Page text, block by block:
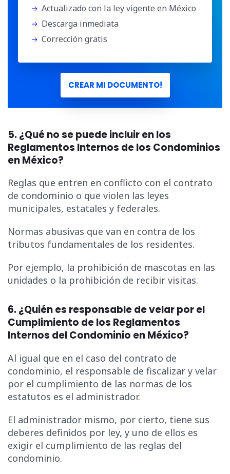
Actualizado con la ley vigente en México
Descarga inmediata
Corrección gratis
CREAR MI DOCUMENTO!
5. ¿Qué no se puede incluir en los
Reglamentos Internos de los Condominios
en México?
Reglas que entren en conflicto con el contrato
de condominio o que violen las leyes
municipales, estatales y federales.
Normas abusivas que van en contra de los
tributos fundamentales de los residentes.
Por ejemplo, la prohibición de mascotas en las
unidades o la prohibición de recibir visitas.
6. ¿Quién es responsable de velar por el
Cumplimiento de los Reglamentos
Internos del Condominio en México?
Al igual que en el caso del contrato de
condominio, el responsable de fiscalizar y velar
por el cumplimiento de las normas de los
estatutos es el administrador.
El administrador mismo, por cierto, tiene sus
deberes definidos por ley, y uno de ellos es
exigir el cumplimiento de las reglas del
condominio.